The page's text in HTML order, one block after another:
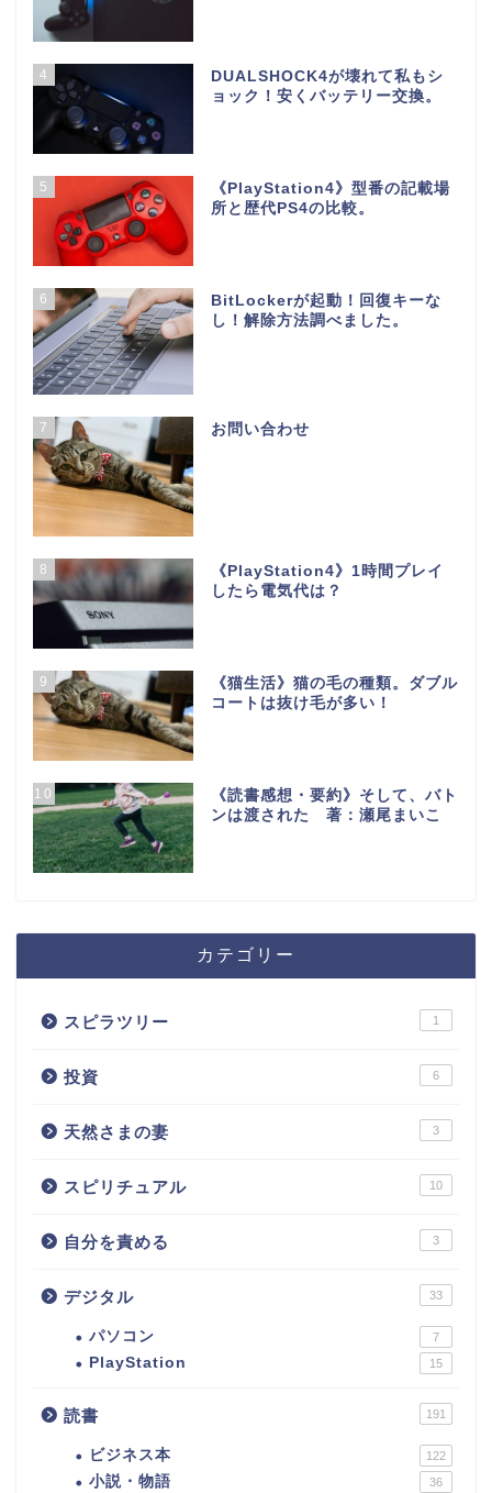
4
DUALSHOCK4が壊れて私もシ
ョック！安くバッテリー交換。
5
《PlayStation4》型番の記載場
所と歴代PS4の比較。
6
BitLockerが起動！回復キーな
し！解除方法調べました。
7 お問い合わせ
8
《PlayStation4》1時間プレイ
したら電気代は？
9
《猫生活》猫の毛の種類。ダブル
コートは抜け毛が多い！
10
《読書感想・要約》そして、バト
ンは渡された 著：瀬尾まいこ
カテゴリー
スピラツリー 1
投資 6
天然さまの妻 3
スピリチュアル 10
自分を責める 3
デジタル 33
パソコン 7
PlayStation 15
読書 191
ビジネス本 122
小説・物語 36